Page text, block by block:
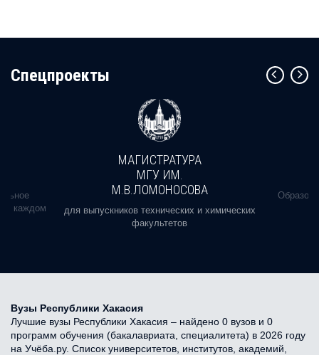
Cпецпроекты
в каждом
МАГИСТРАТУРА
МГУ ИМ.
М.В.ЛОМОНОСОВА
для выпускников технических и химических
факультетов
Вузы Республики Хакасия
Лучшие вузы Республики Хакасия – найдено 0 вузов и 0
программ обучения (бакалавриата, специалитета) в 2026 году
на Учёба.ру. Список университетов, институтов, академий,